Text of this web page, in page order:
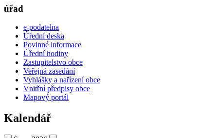
úřad
e-podatelna
Úřední deska
Povinné informace
Úřední hodiny
Zastupitelstvo obce
Veřejná zasedání
Vyhlášky a nařízení obce
Vnitřní předpisy obce
Mapový portál
Kalendář